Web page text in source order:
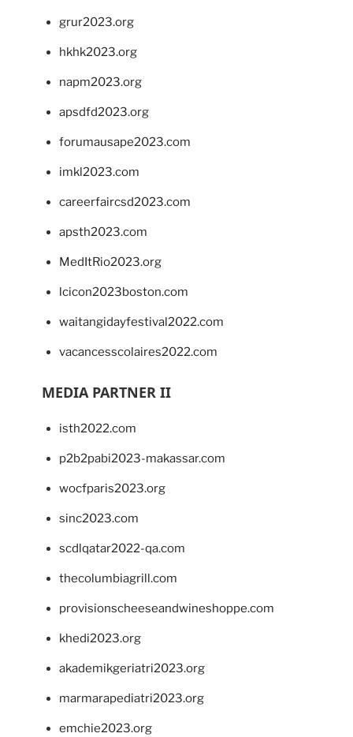
grur2023.org
hkhk2023.org
napm2023.org
apsdfd2023.org
forumausape2023.com
imkl2023.com
careerfaircsd2023.com
apsth2023.com
MedItRio2023.org
lcicon2023boston.com
waitangidayfestival2022.com
vacancesscolaires2022.com
MEDIA PARTNER II
isth2022.com
p2b2pabi2023-makassar.com
wocfparis2023.org
sinc2023.com
scdlqatar2022-qa.com
thecolumbiagrill.com
provisionscheeseandwineshoppe.com
khedi2023.org
akademikgeriatri2023.org
marmarapediatri2023.org
emchie2023.org